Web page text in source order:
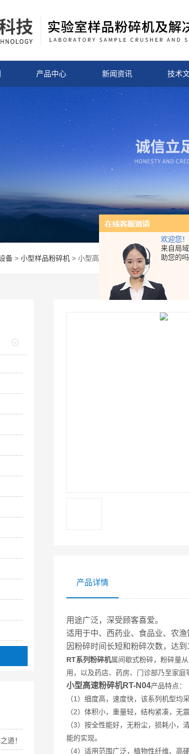
欢迎您！
来自局
助您的吗
产品中心 新闻资讯 技术
备 > 小型样品粉碎机 > 小型高速粉碎机RT-N04
产品详情
用途广泛，深受顾客喜爱。
适用于中、西药业、食品业、农
因粉碎时间长短和粉碎次数，达
RT系列粉碎机属间歇式粉碎，粉碎量
用，以及药店、药房、门诊部乃至家庭
小型高速粉碎机RT-N04产品特点：
（1）细度高，速度快，该系列机型均
（2）体积小，重量轻，结构紧凑，无
（3）按全性能好，无粉尘，损耗小
能的实现。
（4）适用范围广泛，植物性纤维、高
道！